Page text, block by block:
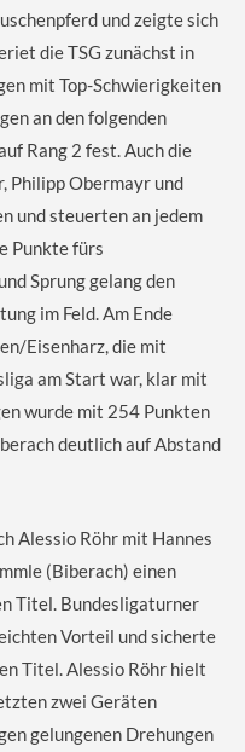
und zeigte sich
die TSG zunächst in
mit Top-Schwierigkeiten
an den folgenden
Rang 2 fest. Auch die
Philipp Obermayr und
und steuerten an jedem
Punkte fürs
Sprung gelang den
im Feld. Am Ende
Eisenharz, die mit
am Start war, klar mit
wurde mit 254 Punkten
deutlich auf Abstand
Alessio Röhr mit Hannes
(Biberach) einen
Titel. Bundesligaturner
Vorteil und sicherte
Titel. Alessio Röhr hielt
zwei Geräten
gelungenen Drehungen